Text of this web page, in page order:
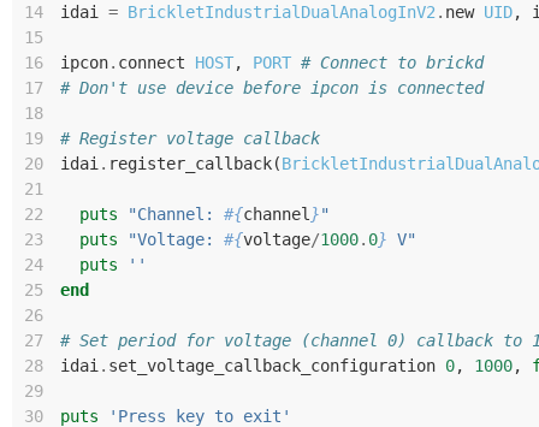
14
idai = BrickletIndustrialDualAnalogInV2 . new UID,
15
16
ipcon. connect HOST, PORT # Connect to brickd
17
# Don't use device before ipcon is connected
18
19
# Register voltage callback
20
idai . register_callback(
21
22
puts "Channel: #{channel }"
23
puts "Voltage: #{voltage/1000. 0} V"
24
puts
''
25
end
26
27
# Set period for voltage (channel 0) callback to
28
idai . set_voltage_callback_configuration 0, 1000,
29
30
puts
'Press key to exit'